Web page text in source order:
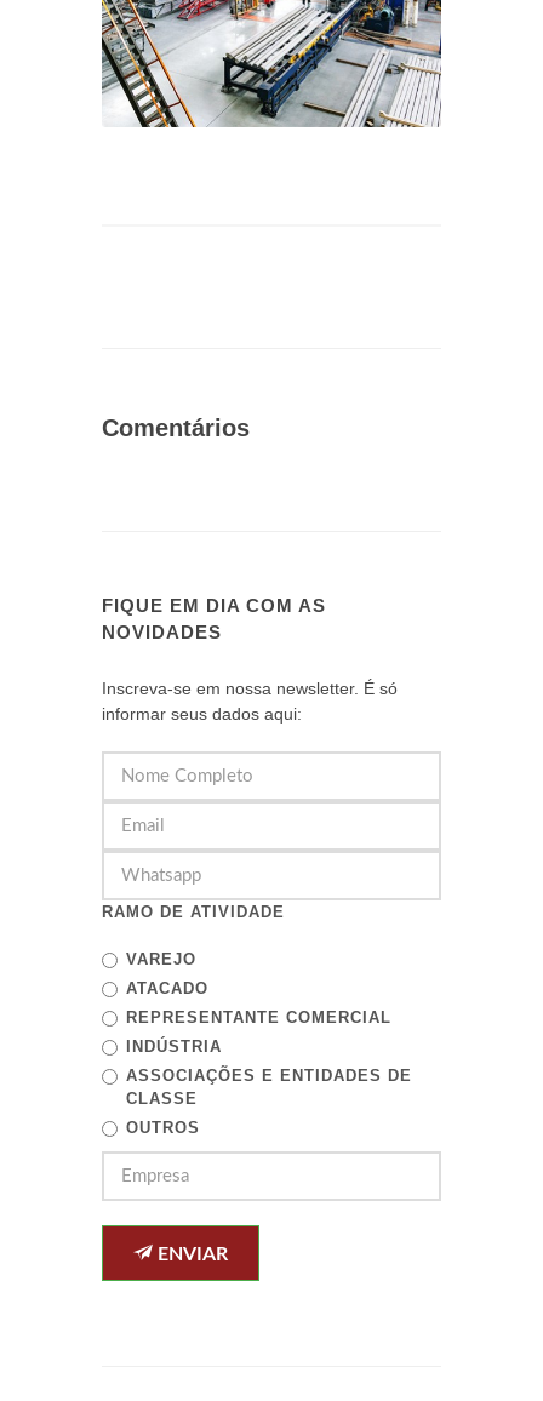
Comentários
FIQUE EM DIA COM AS
NOVIDADES
Inscreva-se em nossa newsletter. É só
informar seus dados aqui:
RAMO DE ATIVIDADE
VAREJO
ATACADO
REPRESENTANTE COMERCIAL
INDÚSTRIA
ASSOCIAÇÕES E ENTIDADES DE
CLASSE
OUTROS
ENVIAR